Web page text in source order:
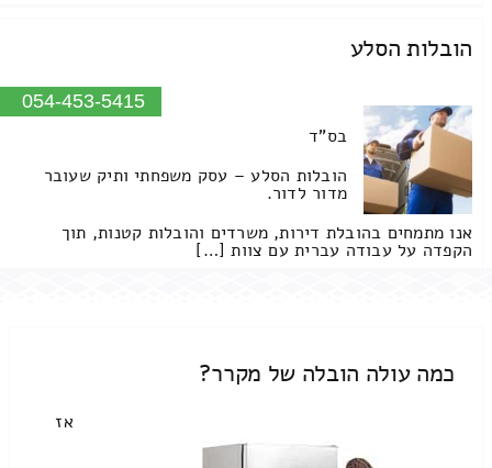
הובלות הסלע
054-453-5415
בס"ד
הובלות הסלע – עסק משפחתי ותיק שעובר
מדור לדור.
אנו מתמחים בהובלת דירות, משרדים והובלות קטנות, תוך
הקפדה על עבודה עברית עם צוות […]
כמה עולה הובלה של מקרר?
אז